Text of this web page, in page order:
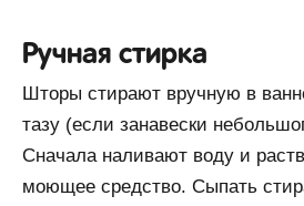
Ручная стирка
Шторы стирают вручную в
тазу (если занавески
Сначала наливают воду и
моющее средство. Сыпать